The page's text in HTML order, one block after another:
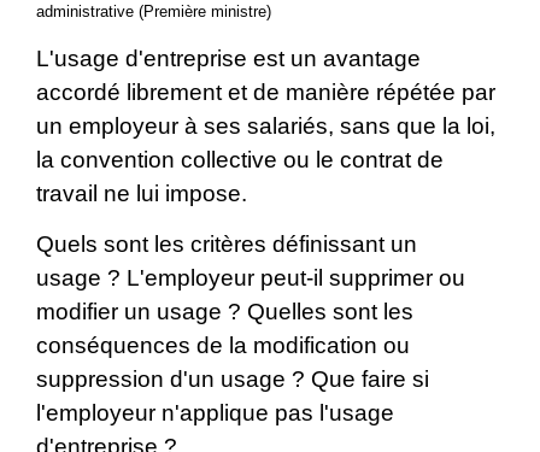
administrative (Première ministre)
L'usage d'entreprise est un avantage
accordé librement et de manière répétée par
un employeur à ses salariés, sans que la loi,
la convention collective ou le contrat de
travail ne lui impose.
Quels sont les critères définissant un
usage ? L'employeur peut-il supprimer ou
modifier un usage ? Quelles sont les
conséquences de la modification ou
suppression d'un usage ? Que faire si
l'employeur n'applique pas l'usage
d'entreprise ?